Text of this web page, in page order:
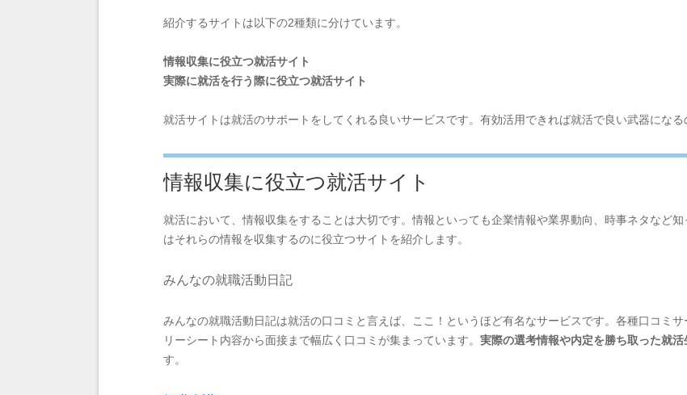
紹介するサイトは以下の2種類に分けています。
情報収集に役立つ就活サイト
実際に就活を行う際に役立つ就活サイト
就活サイトは就活のサポートをしてくれる良いサービスです。有効活用できれば就活で良い武器になる
情報収集に役立つ就活サイト
就活において、情報収集をすることは大切です。情報といっても企業情報や業界動向、時事ネタなど
はそれらの情報を収集するのに役立つサイトを紹介します。
みんなの就職活動日記
みんなの就職活動日記は就活の口コミと言えば、ここ！というほど有名なサービスです。各種口コミ
リーシート内容から面接まで幅広く口コミが集まっています。 実際の選考情報や内定を勝ち取った就
す。